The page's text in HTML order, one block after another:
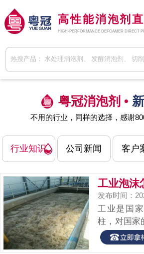
高性能消泡剂
HIGH-PERFORMANCE DEFOAMER DIRECT
粤冠消泡剂 •
不用的行业，同样的选择，感谢
行业知识 公司新闻 客户
发布时间：
工业是国
柱，对国家
展、国家
意义。我